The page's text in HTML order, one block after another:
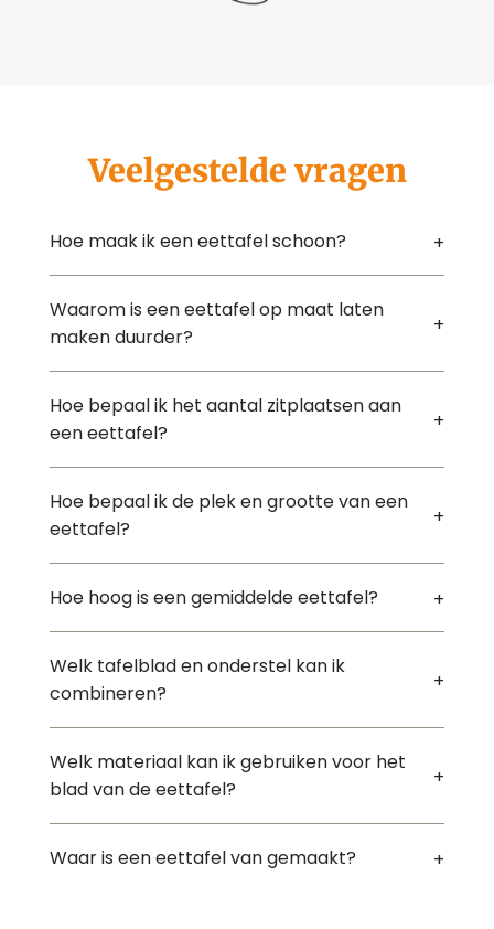
Veelgestelde vragen
Hoe maak ik een eettafel schoon?
Waarom is een eettafel op maat laten
maken duurder?
Hoe bepaal ik het aantal zitplaatsen aan
een eettafel?
Hoe bepaal ik de plek en grootte van een
eettafel?
Hoe hoog is een gemiddelde eettafel?
Welk tafelblad en onderstel kan ik
combineren?
Welk materiaal kan ik gebruiken voor het
blad van de eettafel?
Waar is een eettafel van gemaakt?